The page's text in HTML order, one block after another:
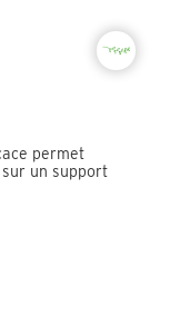
permet
un support